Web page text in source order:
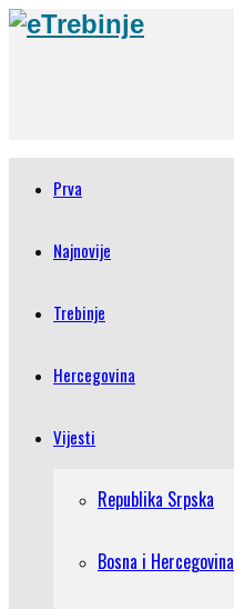
Prva
Najnovije
Trebinje
Hercegovina
Vijesti
Republika Srpska
Bosna i Hercegovina